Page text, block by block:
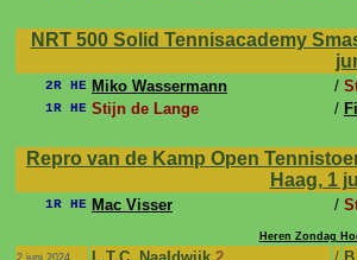
NRT 500 Solid Tennisacademy
2R HE Miko Wassermann /
1R HE Stijn de Lange /
Repro van de Kamp Open
Haag, 1
1R HE Mac Visser /
Heren Zondag
2 juni 2024